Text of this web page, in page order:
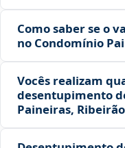
Como saber se o
no Condomínio
Vocês realizam
desentupimento
Paineiras, Ribeirão